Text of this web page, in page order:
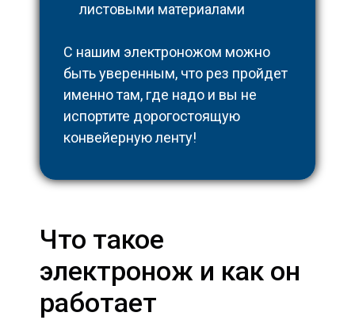
листовыми материалами
С нашим электроножом можно
быть уверенным, что рез пройдет
именно там, где надо и вы не
испортите дорогостоящую
конвейерную ленту!
Что такое
электронож и как он
работает